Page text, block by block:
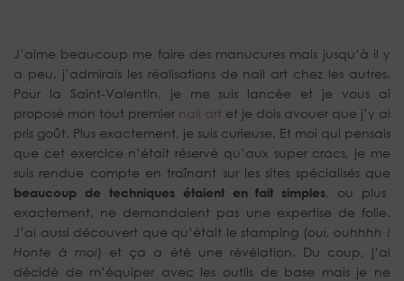
J’aime beaucoup me faire des manucures mais jusqu’à il y
a peu, j’admirais les réalisations de nail art chez les autres.
Pour la Saint-Valentin, je me suis lancée et je vous ai
proposé mon tout premier nail art et je dois avouer que j’y ai
pris goût. Plus exactement, je suis curieuse. Et moi qui pensais
que cet exercice n’était réservé qu’aux super cracs, je me
suis rendue compte en traînant sur les sites spécialisés que
beaucoup de techniques étaient en fait simples, ou plus
exactement, ne demandaient pas une expertise de folie.
J’ai aussi découvert que qu’était le stamping (oui, ouhhhh !
Honte à moi) et ça a été une révélation. Du coup, j’ai
décidé de m’équiper avec les outils de base mais je ne